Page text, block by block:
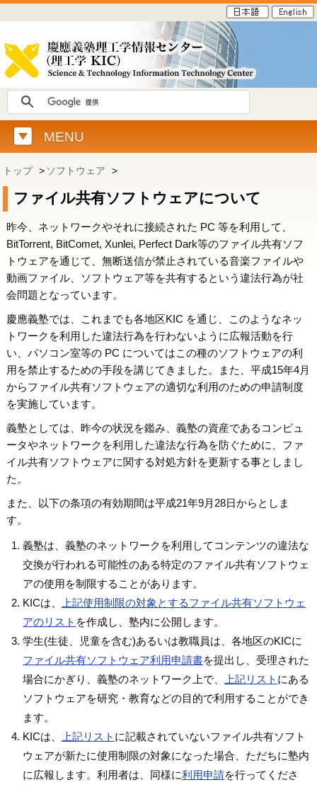
MENU
トップ > ソフトウェア >
ファイル共有ソフトウェアについて
昨今、ネットワークやそれに接続された PC 等を利用して、
BitTorrent, BitComet, Xunlei, Perfect Dark等のファイル共有ソフ
トウェアを通じて、無断送信が禁止されている音楽ファイルや
動画ファイル、ソフトウェア等を共有するという違法行為が社
会問題となっています。
慶應義塾では、これまでも各地区KIC を通じ、このようなネッ
トワークを利用した違法行為を行わないように広報活動を行
い、パソコン室等の PC についてはこの種のソフトウェアの利
用を禁止するための手段を講じてきました。また、平成15年4月
からファイル共有ソフトウェアの適切な利用のための申請制度
を実施しています。
義塾としては、昨今の状況を鑑み、義塾の資産であるコンピュ
ータやネットワークを利用した違法な行為を防ぐために、ファ
イル共有ソフトウェアに関する対処方針を更新する事としまし
た。
また、以下の条項の有効期間は平成21年9月28日からとしま
す。
義塾は、義塾のネットワークを利用してコンテンツの違法な
交換が行われる可能性のある特定のファイル共有ソフトウェ
アの使用を制限することがあります。
KICは、
上記使用制限の対象とするファイル共有ソフトウェ
アのリスト を作成し、塾内に公開します。
学生(生徒、児童を含む)あるいは教職員は、各地区のKICに
ファイル共有ソフトウェア利用申請書を提出し、受理された
場合にかぎり、義塾のネットワーク上で、
上記リスト にある
ソフトウェアを研究・教育などの目的で利用することができ
ます。
KICは、
上記リスト に記載されていないファイル共有ソフト
ウェアが新たに使用制限の対象になった場合、ただちに塾内
に広報します。利用者は、同様に利用申請を行ってくださ